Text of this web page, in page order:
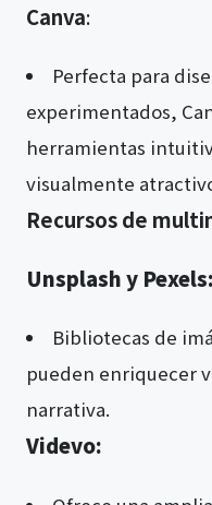
Canva:
Perfecta para
experimentados,
herramientas
visualmente
Recursos de
Unsplash y Pexels:
Bibliotecas de
pueden enriquecer
narrativa.
Videvo: